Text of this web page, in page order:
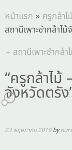
หน้าแรก » ครูกล้า
สถานีเพาะชำกล้า
“ครูกล้าไม้
จังหวัดตรั
2
23 พฤษภาคม 2019 by